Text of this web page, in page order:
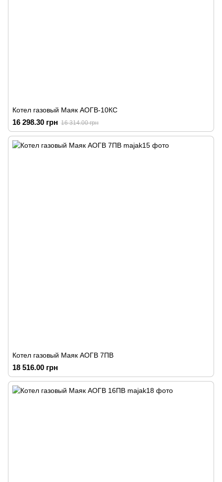
Котел газовый Маяк АОГВ-10КС
16 298.30 грн 16 314.00 грн
Котел газовый Маяк АОГВ 7ПВ
18 516.00 грн